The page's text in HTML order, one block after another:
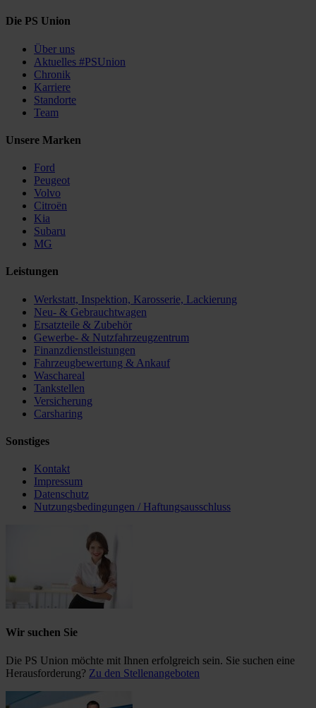
Die PS Union
Über uns
Aktuelles #PSUnion
Chronik
Karriere
Standorte
Team
Unsere Marken
Ford
Peugeot
Volvo
Citroën
Kia
Subaru
MG
Leistungen
Werkstatt, Inspektion, Karosserie, Lackierung
Neu- & Gebrauchtwagen
Ersatzteile & Zubehör
Gewerbe- & Nutzfahrzeugzentrum
Finanzdienstleistungen
Fahrzeugbewertung & Ankauf
Waschareal
Tankstellen
Versicherung
Carsharing
Sonstiges
Kontakt
Impressum
Datenschutz
Nutzungsbedingungen / Haftungsausschluss
Wir suchen Sie
Die PS Union möchte mit Ihnen erfolgreich sein. Sie suchen eine
Herausforderung? Zu den Stellenangeboten